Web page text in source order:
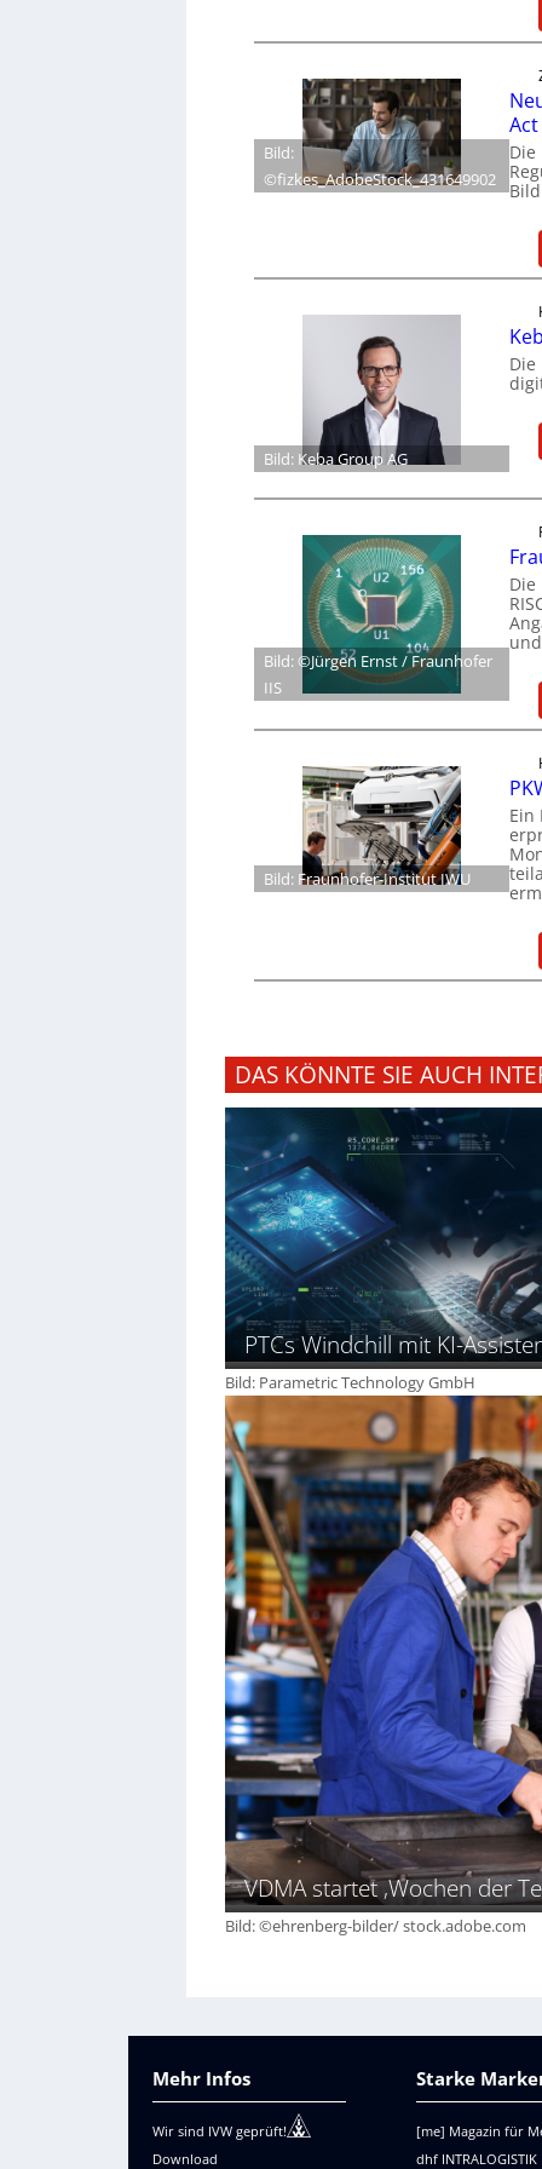
Bild:
©fizkes_AdobeStock_431649902
Act
Die
Bild: Keba Group AG
Bild: ©Jürgen Ernst / Fraunhofer
IIS
Die
Bild: Fraunhofer-Institut IWU
Ein
DAS KÖNNTE SIE AUCH
PTCs Windchill mit KI-
Bild: Parametric Technology GmbH
VDMA startet ‚Wochen der
Bild: ©ehrenberg-bilder/ stock.adobe.com
Mehr Infos
Wir sind IVW geprüft!
Download
Starke
[me] Magazin für
dhf INTRALOGISTIK